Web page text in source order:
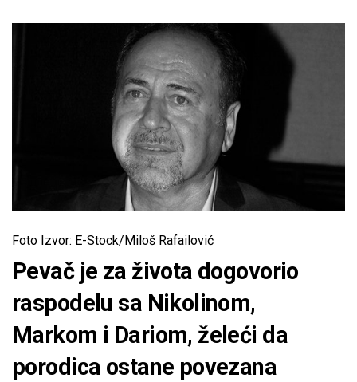
Foto Izvor: E-Stock/Miloš Rafailović
Pevač je za života dogovorio
raspodelu sa Nikolinom,
Markom i Dariom, želeći da
porodica ostane povezana